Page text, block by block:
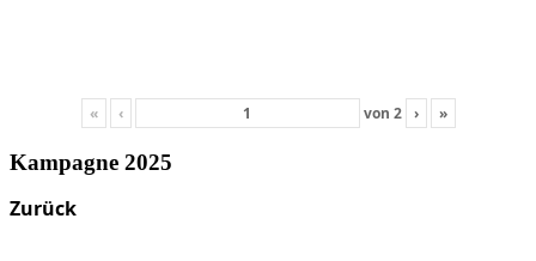
« ‹ von 2 › »
Kampagne 2025
Zurück